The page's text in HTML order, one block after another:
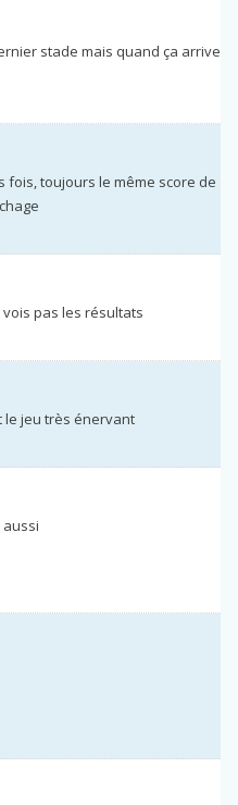
stade mais quand ça arrive
fois, toujours le même score de
pas les résultats
jeu très énervant